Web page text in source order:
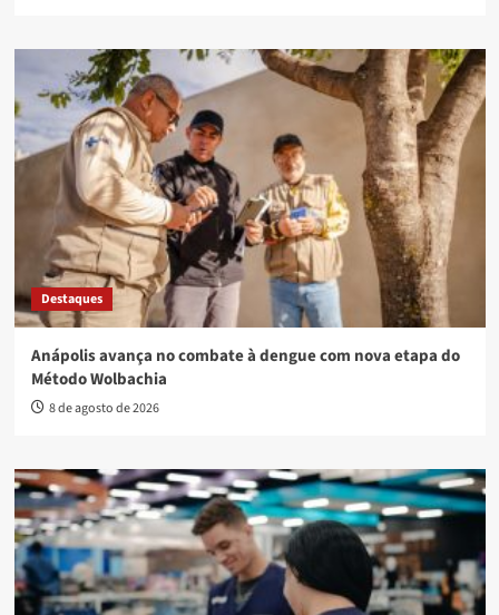
Destaques
Anápolis avança no combate à dengue com nova etapa do
Método Wolbachia
8 de agosto de 2026